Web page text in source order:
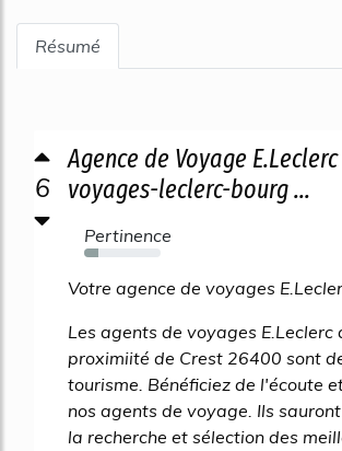
Résumé
6
Agence de Voyage
voyages-leclerc-bourg ...
Pertinence
19%
Votre agence de voyages
Les agents de voyages E.Leclerc
proximiité de Crest 26400 sont
tourisme. Bénéficiez de l'écoute
nos agents de voyage. Ils
la recherche et sélection des